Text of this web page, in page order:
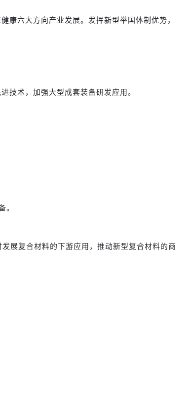
康六大方向产业发展。发挥新型举国体制优势，
技术，加强大型成套装备研发应用。
。
展复合材料的下游应用，推动新型复合材料的商